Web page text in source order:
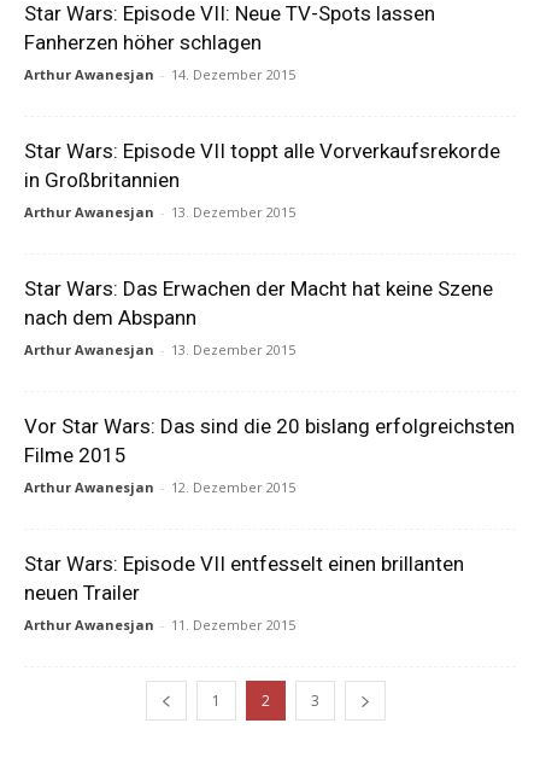
Star Wars: Episode VII: Neue TV-Spots lassen
Fanherzen höher schlagen
Arthur Awanesjan - 14. Dezember 2015
Star Wars: Episode VII toppt alle Vorverkaufsrekorde
in Großbritannien
Arthur Awanesjan - 13. Dezember 2015
Star Wars: Das Erwachen der Macht hat keine Szene
nach dem Abspann
Arthur Awanesjan - 13. Dezember 2015
Vor Star Wars: Das sind die 20 bislang erfolgreichsten
Filme 2015
Arthur Awanesjan - 12. Dezember 2015
Star Wars: Episode VII entfesselt einen brillanten
neuen Trailer
Arthur Awanesjan - 11. Dezember 2015
1 2 3